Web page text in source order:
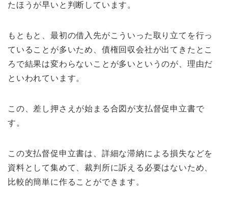
たほうが早いと判断しています。
もともと、最初の借入先がこういった取り立てを行っ
ていることが多いため、債権回収会社が出てきたとこ
ろで結果は変わらないことが多いというのが、理由だ
といわれています。
この、差し押さえが始まる合図が支払督促申立書で
す。
この支払督促申立書は、詳細な滞納による損失などを
資料として集めて、裁判所に訴える必要はないため、
比較的簡単に作ることができます。